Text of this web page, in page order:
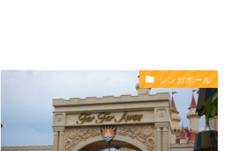
シンガポール